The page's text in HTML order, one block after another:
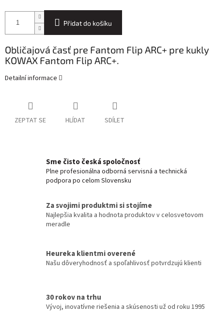
Přidat do košíku
Obličajová časť pre Fantom Flip ARC+ pre kukly
KOWAX Fantom Flip ARC+.
Detailní informace
ZEPTAT SE HLÍDAT SDÍLET
Sme čisto česká spoločnosť
Plne profesionálna odborná servisná a technická
podpora po celom Slovensku
Za svojimi produktmi si stojíme
Najlepšia kvalita a hodnota produktov v celosvetovom
meradle
Heureka klientmi overené
Našu dôveryhodnosť a spoľahlivosť potvrdzujú klienti
30 rokov na trhu
Vývoj, inovatívne riešenia a skúsenosti už od roku 1995